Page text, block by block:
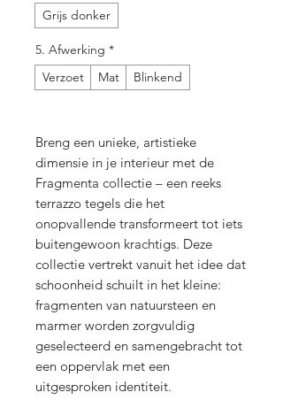
Grijs donker
5. Afwerking *
Verzoet
Mat Blinkend
Breng een unieke, artistieke
dimensie in je interieur met de
Fragmenta collectie – een reeks
terrazzo tegels die het
onopvallende transformeert tot iets
buitengewoon krachtigs. Deze
collectie vertrekt vanuit het idee dat
schoonheid schuilt in het kleine:
fragmenten van natuursteen en
marmer worden zorgvuldig
geselecteerd en samengebracht tot
een oppervlak met een
uitgesproken identiteit.